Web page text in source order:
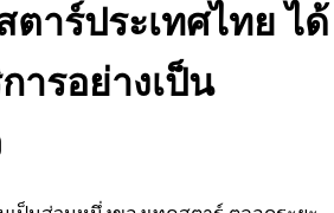
ตาร์ประเทศไทย ได้
ารอย่างเป็น